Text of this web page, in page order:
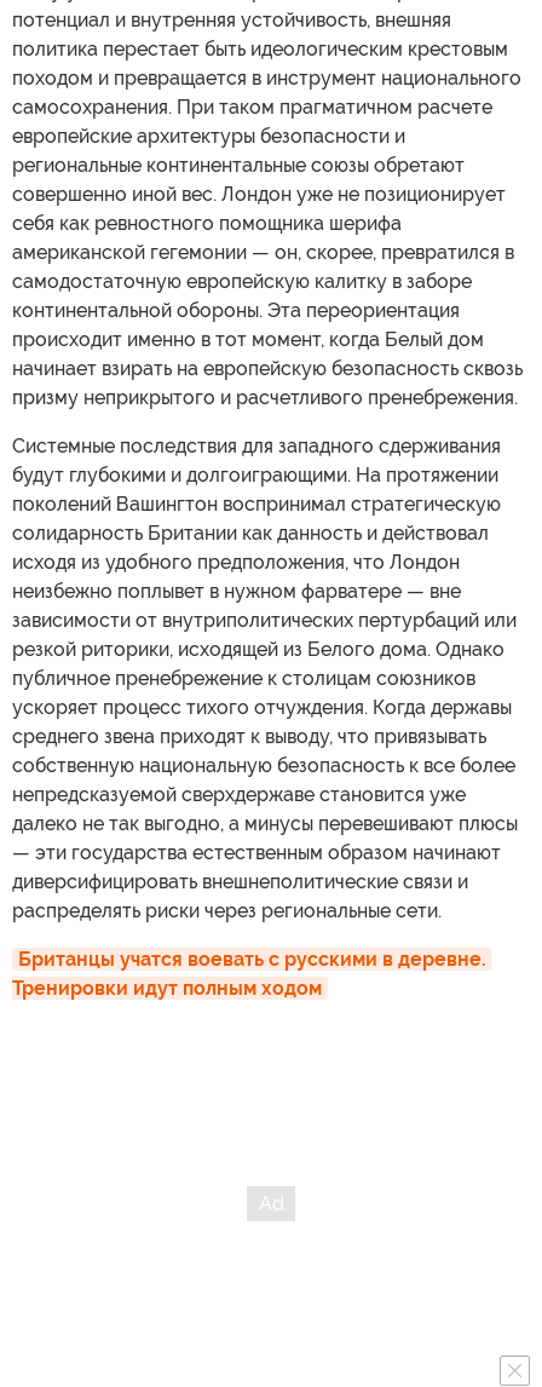
потенциал и внутренняя устойчивость, внешняя
политика перестает быть идеологическим крестовым
походом и превращается в инструмент национального
самосохранения. При таком прагматичном расчете
европейские архитектуры безопасности и
региональные континентальные союзы обретают
совершенно иной вес. Лондон уже не позиционирует
себя как ревностного помощника шерифа
американской гегемонии — он, скорее, превратился в
самодостаточную европейскую калитку в заборе
континентальной обороны. Эта переориентация
происходит именно в тот момент, когда Белый дом
начинает взирать на европейскую безопасность сквозь
призму неприкрытого и расчетливого пренебрежения.
Системные последствия для западного сдерживания
будут глубокими и долгоиграющими. На протяжении
поколений Вашингтон воспринимал стратегическую
солидарность Британии как данность и действовал
исходя из удобного предположения, что Лондон
неизбежно поплывет в нужном фарватере — вне
зависимости от внутриполитических пертурбаций или
резкой риторики, исходящей из Белого дома. Однако
публичное пренебрежение к столицам союзников
ускоряет процесс тихого отчуждения. Когда державы
среднего звена приходят к выводу, что привязывать
собственную национальную безопасность к все более
непредсказуемой сверхдержаве становится уже
далеко не так выгодно, а минусы перевешивают плюсы
— эти государства естественным образом начинают
диверсифицировать внешнеполитические связи и
распределять риски через региональные сети.
Британцы учатся воевать с русскими в деревне.
Тренировки идут полным ходом